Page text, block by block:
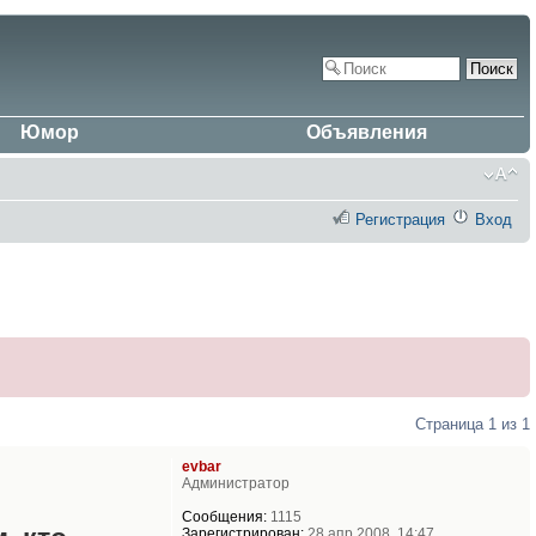
Юмор Объявления
Регистрация Вход
Страница 1 из 1
evbar
Администратор
Сообщения:1115